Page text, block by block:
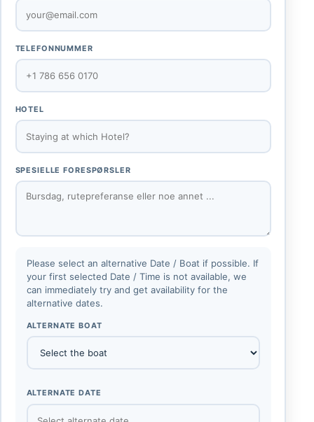
TELEFONNUMMER
HOTEL
SPESIELLE FORESPØRSLER
Please select an alternative Date / Boat if possible. If
your first selected Date / Time is not available, we
can immediately try and get availability for the
alternative dates.
ALTERNATE BOAT
ALTERNATE DATE